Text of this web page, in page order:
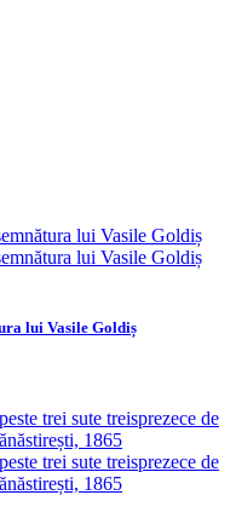
lui Vasile Goldiș